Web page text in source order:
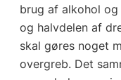
brug af alkohol og
og halvdelen af
skal gøres noget
overgreb. Det